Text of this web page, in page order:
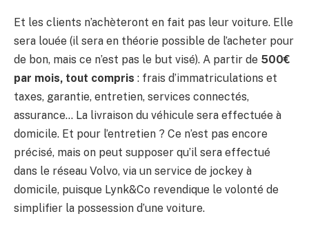
Et les clients n’achèteront en fait pas leur voiture. Elle
sera louée (il sera en théorie possible de l’acheter pour
de bon, mais ce n’est pas le but visé). A partir de 500€
par mois, tout compris : frais d’immatriculations et
taxes, garantie, entretien, services connectés,
assurance… La livraison du véhicule sera effectuée à
domicile. Et pour l’entretien ? Ce n’est pas encore
précisé, mais on peut supposer qu’il sera effectué
dans le réseau Volvo, via un service de jockey à
domicile, puisque Lynk&Co revendique le volonté de
simplifier la possession d’une voiture.